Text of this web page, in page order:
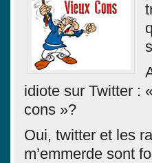
idiote sur Twitter :
cons »?
Oui, twitter et les
m’emmerde sont